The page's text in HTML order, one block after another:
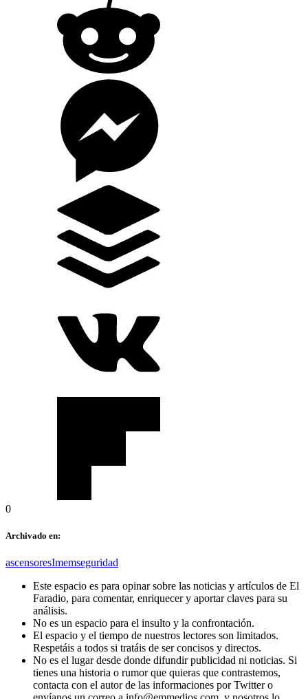
0
Archivado en:
ascensoresImemseguridad
Este espacio es para opinar sobre las noticias y artículos de El
Faradio, para comentar, enriquecer y aportar claves para su
análisis.
No es un espacio para el insulto y la confrontación.
El espacio y el tiempo de nuestros lectores son limitados.
Respetáis a todos si tratáis de ser concisos y directos.
No es el lugar desde donde difundir publicidad ni noticias. Si
tienes una historia o rumor que quieras que contrastemos,
contacta con el autor de las informaciones por Twitter o